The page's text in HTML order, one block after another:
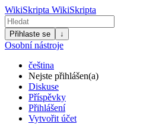
WikiSkripta WikiSkripta
Přihlaste se ↓
Osobní nástroje
čeština
Nejste přihlášen(a)
Diskuse
Příspěvky
Přihlášení
Vytvořit účet